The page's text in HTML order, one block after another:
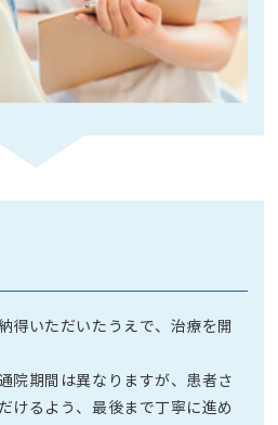
得いただいたうえで、治療を開
院期間は異なりますが、患者さ
けるよう、最後まで丁寧に進め